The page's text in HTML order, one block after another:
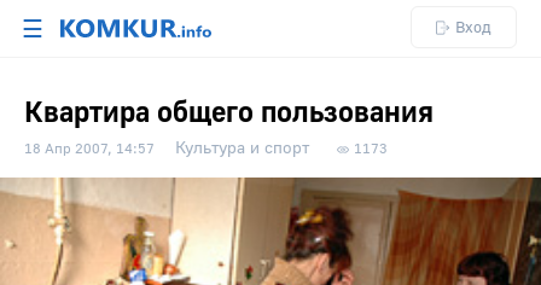
☰ Вход
Квартира общего пользования
18 Апр 2007, 14:57 Культура и спорт 1173